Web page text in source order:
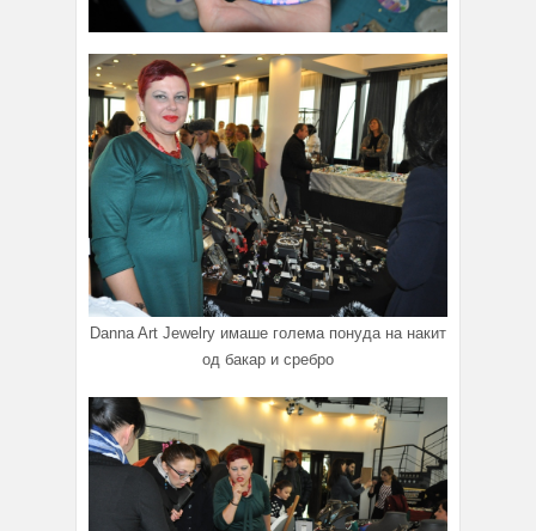
Danna Art Jewelry имаше голема понуда на накит
од бакар и сребро